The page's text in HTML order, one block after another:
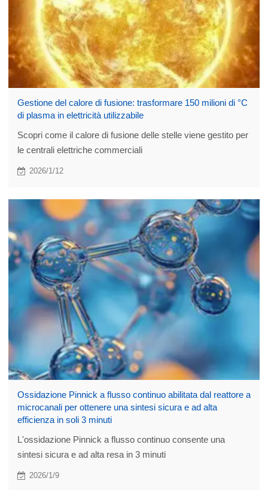
Gestione del calore di fusione: trasformare 150 milioni di °C
di plasma in elettricità utilizzabile
Scopri come il calore di fusione delle stelle viene gestito per
le centrali elettriche commerciali
2026/1/12
Ossidazione Pinnick a flusso continuo abilitata dal reattore a
microcanali per ottenere una sintesi sicura e ad alta
efficienza in soli 3 minuti
L'ossidazione Pinnick a flusso continuo consente una
sintesi sicura e ad alta resa in 3 minuti
2026/1/9